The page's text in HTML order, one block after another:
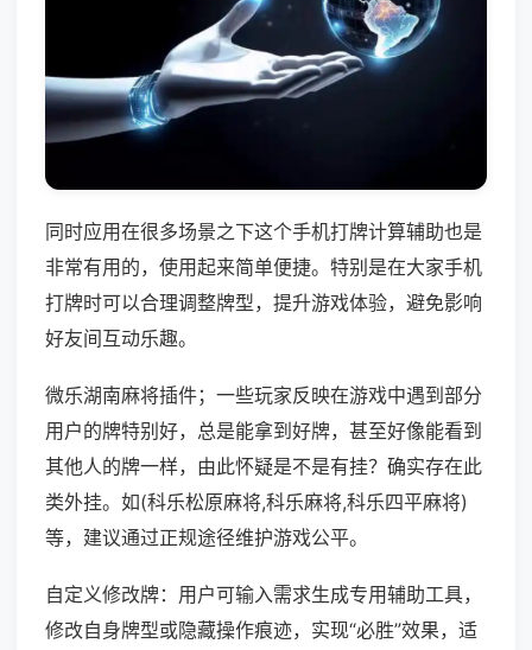
同时应用在很多场景之下这个手机打牌计算辅助也是
非常有用的，使用起来简单便捷。特别是在大家手机
打牌时可以合理调整牌型，提升游戏体验，避免影响
好友间互动乐趣。
微乐湖南麻将插件；一些玩家反映在游戏中遇到部分
用户的牌特别好，总是能拿到好牌，甚至好像能看到
其他人的牌一样，由此怀疑是不是有挂？确实存在此
类外挂。如(科乐松原麻将,科乐麻将,科乐四平麻将)
等，建议通过正规途径维护游戏公平。
自定义修改牌：用户可输入需求生成专用辅助工具，
修改自身牌型或隐藏操作痕迹，实现“必胜”效果，适